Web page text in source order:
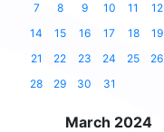
7
8 9 10 11 12
14
15 16 17 18 19
21
22 23 24 25 26
28
29 30 31
March 2024